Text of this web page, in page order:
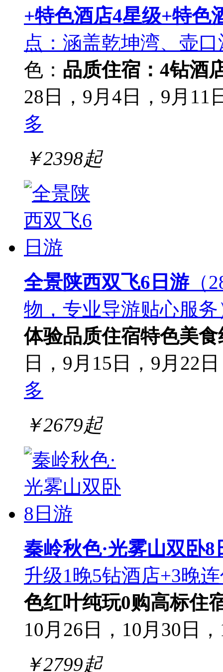
+特色酒店4星级+特色
点：涵盖乾坤湾、壶
色： 品质住宿：4钻酒
28日，9月4日，9月11
多
￥2398起
全景陕西双飞6日游（
物，专业导游贴心服
体验品质住宿特色美食
日，9月15日，9月22
多
￥2679起
秦岭秋色·光雾山双卧8
升级1晚5钻酒店+3晚
色红叶纯玩0购高标住
10月26日，10月30日
￥2799起